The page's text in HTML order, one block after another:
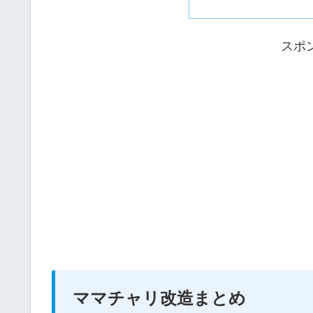
スポ
ママチャリ改造まとめ